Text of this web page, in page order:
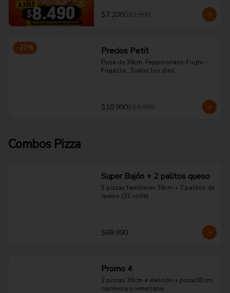
$7.200$12.990
-21% Precios Petit
Pizza de 38cm. Pepperonazo-Fughi-
Fugazza...Todos los días.
$10.990$13.990
Combos Pizza
Super Bajón + 2 palitos queso
5 pizzas familiares 38cm + 2 palitos de
queso (32 corte)
$69.990
Promo 4
2 pizzas 38cm a elección + pizza38 cm
carnívora o veneciana.